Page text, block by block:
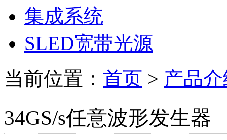
集成系统
SLED宽带光源
当前位置： 首页 > 产品
34GS/s任意波形发生器